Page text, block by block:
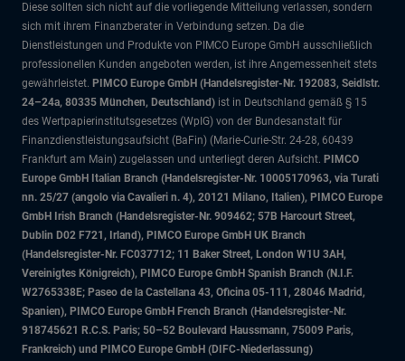
Diese sollten sich nicht auf die vorliegende Mitteilung verlassen, sondern
sich mit ihrem Finanzberater in Verbindung setzen. Da die
Dienstleistungen und Produkte von PIMCO Europe GmbH ausschließlich
professionellen Kunden angeboten werden, ist ihre Angemessenheit stets
gewährleistet. PIMCO Europe GmbH (Handelsregister-Nr. 192083, Seidlstr.
24–24a, 80335 München, Deutschland) ist in Deutschland gemäß § 15
des Wertpapierinstitutsgesetzes (WpIG) von der Bundesanstalt für
Finanzdienstleistungsaufsicht (BaFin) (Marie-Curie-Str. 24-28, 60439
Frankfurt am Main) zugelassen und unterliegt deren Aufsicht. PIMCO
Europe GmbH Italian Branch (Handelsregister-Nr. 10005170963, via Turati
nn. 25/27 (angolo via Cavalieri n. 4), 20121 Milano, Italien), PIMCO Europe
GmbH Irish Branch (Handelsregister-Nr. 909462; 57B Harcourt Street,
Dublin D02 F721, Irland), PIMCO Europe GmbH UK Branch
(Handelsregister-Nr. FC037712; 11 Baker Street, London W1U 3AH,
Vereinigtes Königreich), PIMCO Europe GmbH Spanish Branch (N.I.F.
W2765338E; Paseo de la Castellana 43, Oficina 05-111, 28046 Madrid,
Spanien), PIMCO Europe GmbH French Branch (Handelsregister-Nr.
918745621 R.C.S. Paris; 50–52 Boulevard Haussmann, 75009 Paris,
Frankreich) und PIMCO Europe GmbH (DIFC-Niederlassung)